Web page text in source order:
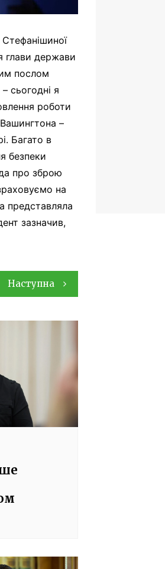
глави держави
послом
сьогодні я
роботи
–
Багато в
безпеки
про зброю
на
представляла
зазначив,
Наступна